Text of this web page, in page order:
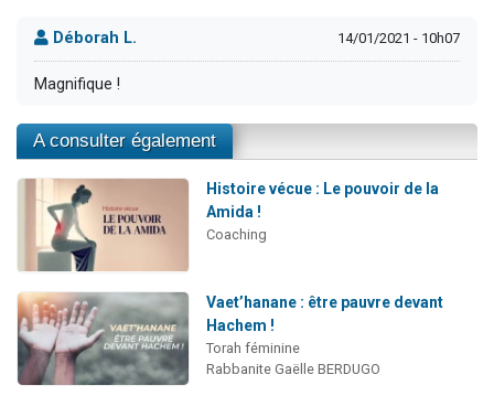
Déborah L. 14/01/2021 - 10h07
Magnifique !
A consulter également
Histoire vécue : Le pouvoir de la
Amida !
Coaching
Vaet’hanane : être pauvre devant
Hachem !
Torah féminine
Rabbanite Gaëlle BERDUGO